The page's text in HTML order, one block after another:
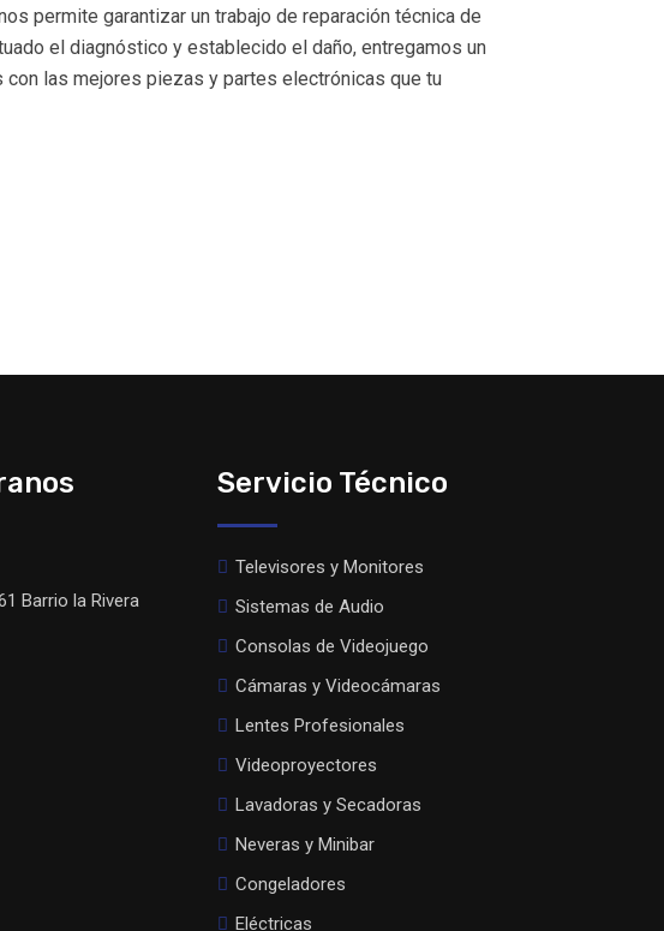
permite garantizar un trabajo de reparación técnica de
el diagnóstico y establecido el daño, entregamos un
las mejores piezas y partes electrónicas que tu
Barrio la Rivera
Servicio Técnico
Televisores y Monitores
Sistemas de Audio
Consolas de Videojuego
Cámaras y Videocámaras
Lentes Profesionales
Videoproyectores
Lavadoras y Secadoras
Neveras y Minibar
Congeladores
Eléctricas